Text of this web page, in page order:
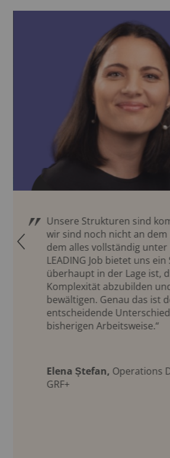
Unsere Strukturen sind
wir sind noch nicht an dem
dem alles vollständig
LEADING Job bietet uns ein
überhaupt in der Lage ist,
Komplexität abzubilden
bewältigen. Genau das ist
entscheidende
bisherigen Arbeitsweise.“
Elena Ștefan, Operations
GRF+
Q